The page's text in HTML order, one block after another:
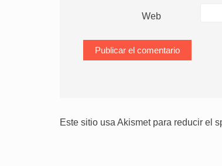
Web
Este sitio usa Akismet para reducir el